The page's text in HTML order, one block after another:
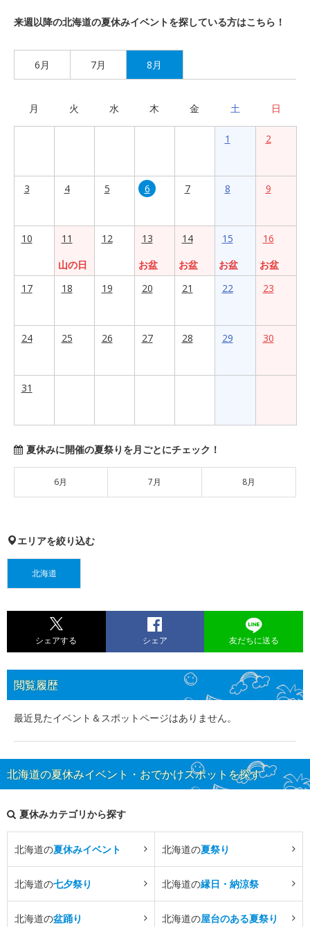
来週以降の北海道の夏休みイベントを探している方はこちら！
6月 7月 8月
月 火 水 木 金 土 日
1 2
3 4 5 6 7 8 9
10
11
山の日
12
13
お盆
14
お盆
15
お盆
16
お盆
17
18 19 20 21 22 23
24 25 26 27 28 29 30
31
夏休みに開催の夏祭りを月ごとにチェック！
6月 7月 8月
エリアを絞り込む
北海道
シェアする シェア 友だちに送る
閲覧履歴
最近見たイベント＆スポットページはありません。
北海道の夏休みイベント・おでかけスポットを探す
夏休みカテゴリから探す
北海道の夏休みイベント 北海道の夏祭り
北海道の七夕祭り 北海道の縁日・納涼祭
北海道の盆踊り 北海道の屋台のある夏祭り